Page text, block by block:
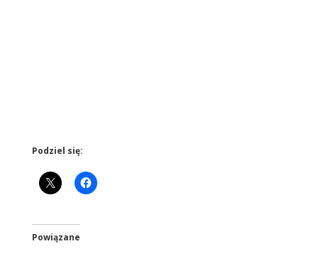
Podziel się:
Powiązane